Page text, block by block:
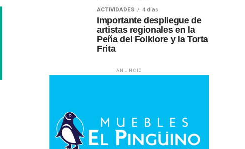
ACTIVIDADES 4 días
Importante despliegue de
artistas regionales en la
Peña del Folklore y la Torta
Frita
ANUNCIO